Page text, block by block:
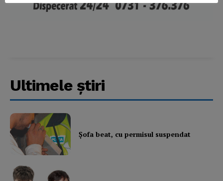
About
Ultimele ştiri
Şofa beat, cu permisul suspendat